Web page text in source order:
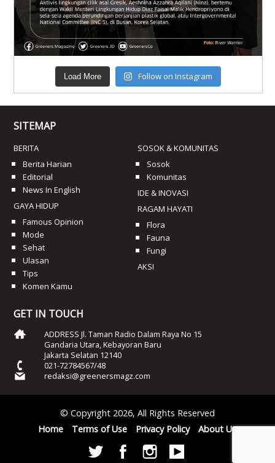
Load More Follow on Instagram
SITEMAP
BERITA
Berita Harian
Editorial
News In English
GAYA HIDUP
Famous Opinion
Mode
Sehat
Ulasan
Tips
Komen Kamu
SOSOK & KOMUNITAS
Sosok
Komunitas
IDE & INOVASI
RAGAM HAYATI
Flora
Fauna
Fungi
AKSI
GET IN TOUCH
ADDRESS Jl. Taman Radio Dalam Raya No 15
Gandaria Utara, Kebayoran Baru
Jakarta Selatan 12140
021-72784567/48
redaksi@greenersmagz.com
© Copyright 2026, All Rights Reserved
Home
Terms of Use Privacy Policy About Us